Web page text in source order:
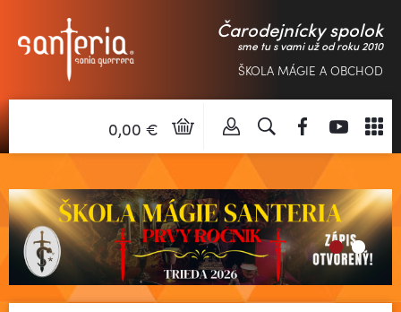
Čarodejnícky spolok
sme tu s vami už od roku 2010
ŠKOLA MÁGIE A OBCHOD
0,00 €